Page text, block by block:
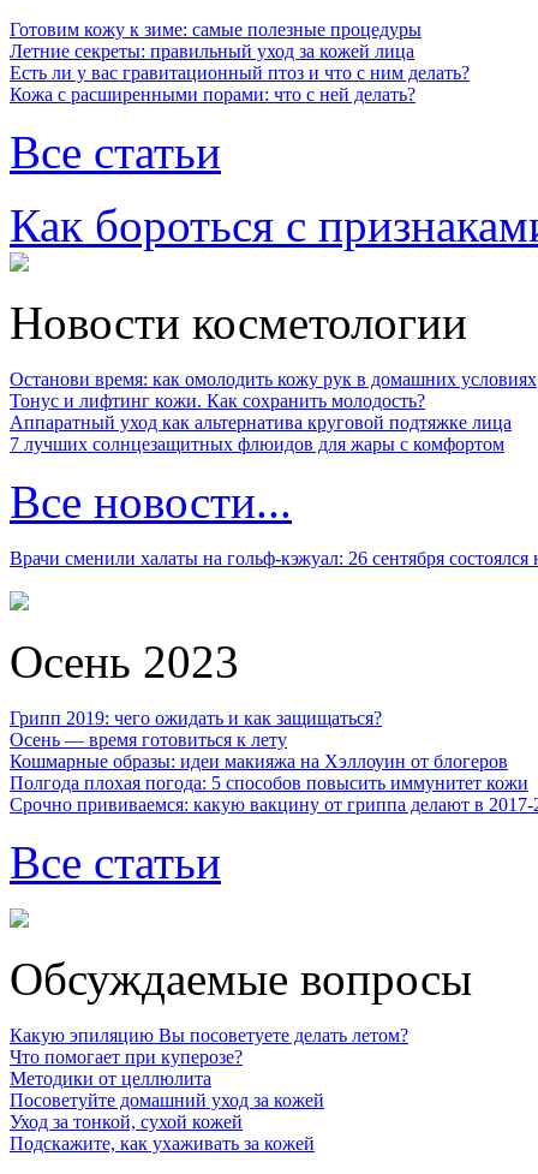
Готовим кожу к зиме: самые полезные процедуры
Летние секреты: правильный уход за кожей лица
Есть ли у вас гравитационный птоз и что с ним делать?
Кожа с расширенными порами: что с ней делать?
Все статьи
Как бороться с
Новости косметологии
Останови время: как омолодить кожу рук в домашних условиях
Тонус и лифтинг кожи. Как сохранить молодость?
Аппаратный уход как альтернатива круговой подтяжке лица
7 лучших солнцезащитных флюидов для жары с комфортом
Все новости...
Врачи сменили халаты на гольф-кэжуал: 26 сентября
Осень 2023
Грипп 2019: чего ожидать и как защищаться?
Осень — время готовиться к лету
Кошмарные образы: идеи макияжа на Хэллоуин от блогеров
Полгода плохая погода: 5 способов повысить иммунитет кожи
Срочно прививаемся: какую вакцину от гриппа делают в 2017-
Все статьи
Обсуждаемые вопросы
Какую эпиляцию Вы посоветуете делать летом?
Что помогает при куперозе?
Методики от целлюлита
Посоветуйте домашний уход за кожей
Уход за тонкой, сухой кожей
Подскажите, как ухаживать за кожей